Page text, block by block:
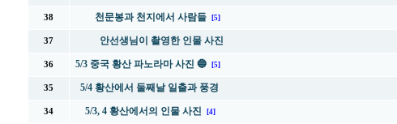
38 천문봉과 천지에서 사람들 [5]
37 안선생님이 촬영한 인물 사진
36 5/3 중국 황산 파노라마 사진 🔵 [5]
35 5/4 황산에서 둘째날 일출과 풍경
34 5/3, 4 황산에서의 인물 사진 [4]